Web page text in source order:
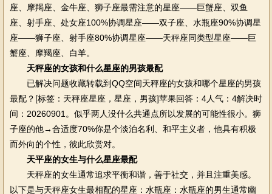
座、摩羯座、金牛座、狮子座最需注意的星座——巨蟹座、双鱼
座、射手座、处女座100%协调星座——双子座、水瓶座90%协调星
座——狮子座、射手座80%协调星座——天秤座同类型星座——巨
蟹座、摩羯座、白羊。
天秤座的女孩和什么星座的男孩最配
已解决问题收藏转载到QQ空间天秤座的女孩和哪个星座的男孩
最配？[标签：天秤座星座，星座，男孩]苹果回答：4人气：4解决时
间：20260901。似乎两人没什么共通点所以发展的可能性很小。狮
子座的他→合适度70%你是个淡泊名利、和平主义者，他具有积极
而外向的个性，彼此欣赏对。
天平座的女生与什么星座最配
天秤座的女生通常追求平衡和谐，善于社交，并且注重美感。
以下是与天秤座女生最相配的星座：水瓶座：水瓶座的男生通常幽